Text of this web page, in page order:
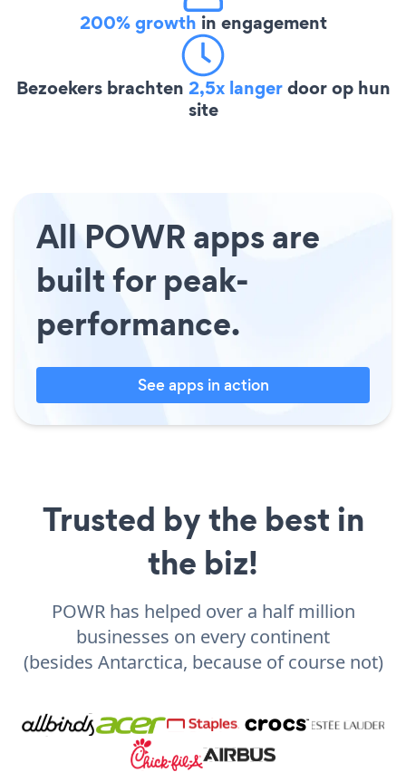
200% growth in engagement
Bezoekers brachten 2,5x langerdoor op hun
site
All POWR apps are
built for peak-
performance.
See apps in action
Trusted by the best in
the biz!
POWR has helped over a half million
businesses on every continent
(besides Antarctica, because of course not)